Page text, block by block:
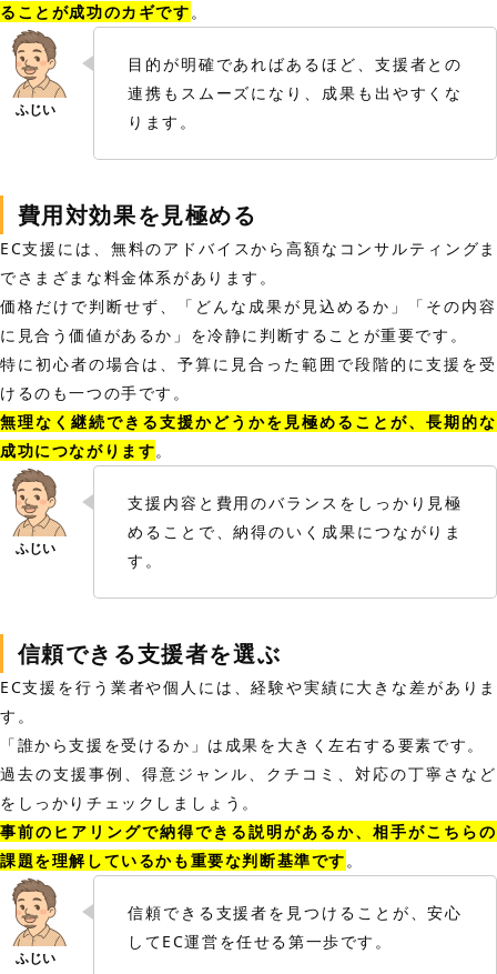
ることが成功のカギです。
目的が明確であればあるほど、支援者との
連携もスムーズになり、成果も出やすくな
ります。
費用対効果を見極める
EC支援には、無料のアドバイスから高額なコンサルティングま
でさまざまな料金体系があります。
価格だけで判断せず、「どんな成果が見込めるか」「その内容
に見合う価値があるか」を冷静に判断することが重要です。
特に初心者の場合は、予算に見合った範囲で段階的に支援を受
けるのも一つの手です。
無理なく継続できる支援かどうかを見極めることが、長期的な
成功につながります。
支援内容と費用のバランスをしっかり見極
めることで、納得のいく成果につながりま
す。
信頼できる支援者を選ぶ
EC支援を行う業者や個人には、経験や実績に大きな差がありま
す。
「誰から支援を受けるか」は成果を大きく左右する要素です。
過去の支援事例、得意ジャンル、クチコミ、対応の丁寧さなど
をしっかりチェックしましょう。
事前のヒアリングで納得できる説明があるか、相手がこちらの
課題を理解しているかも重要な判断基準です。
信頼できる支援者を見つけることが、安心
してEC運営を任せる第一歩です。